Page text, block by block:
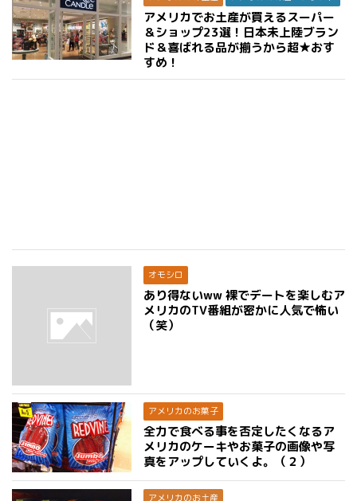
アメリカでお土産が買えるスーパー
＆ショップ23選！日本未上陸ブラン
ド＆喜ばれる品が揃うから超★おす
すめ！
オモシロ
あり得ないww 裸でデートを楽しむア
メリカのTV番組が密かに人気で怖い
（笑）
アメリカのお菓子
全力で食べる事を否定したくなるア
メリカのケーキやお菓子の画像や写
真をアップしていくよ。（２）
アメリカのお土産